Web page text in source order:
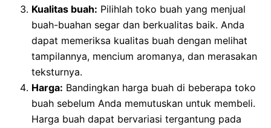
Kualitas buah: Pilihlah toko buah yang menjual
buah-buahan segar dan berkualitas baik. Anda
dapat memeriksa kualitas buah dengan melihat
tampilannya, mencium aromanya, dan merasakan
teksturnya.
Harga: Bandingkan harga buah di beberapa toko
buah sebelum Anda memutuskan untuk membeli.
Harga buah dapat bervariasi tergantung pada